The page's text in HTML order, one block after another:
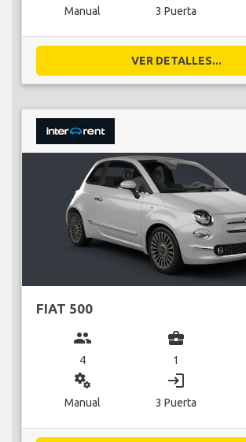
Manual 3 Puerta
VER DETALLES...
FIAT 500
group
4
business_center
1
miscellaneous_services
Manual
login
3 Puerta